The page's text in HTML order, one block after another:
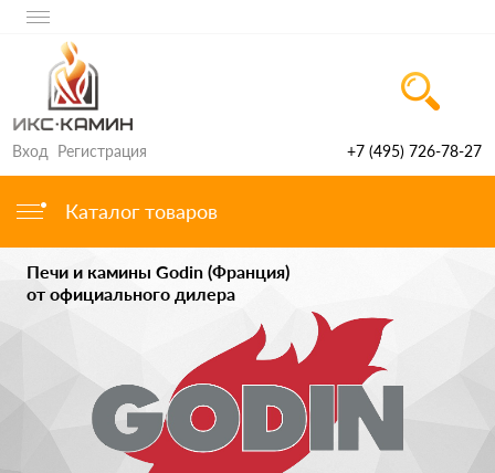
Вход Регистрация +7 (495) 726-78-27
Каталог товаров
Печи и камины Godin (Франция)
от официального дилера